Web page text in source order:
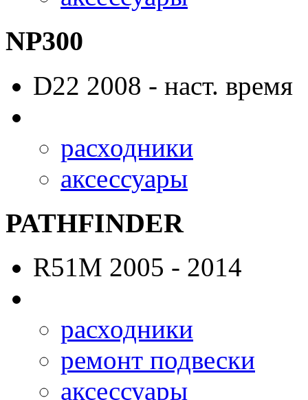
NP300
D22 2008 - наст. время
расходники
аксессуары
PATHFINDER
R51M 2005 - 2014
расходники
ремонт подвески
аксессуары